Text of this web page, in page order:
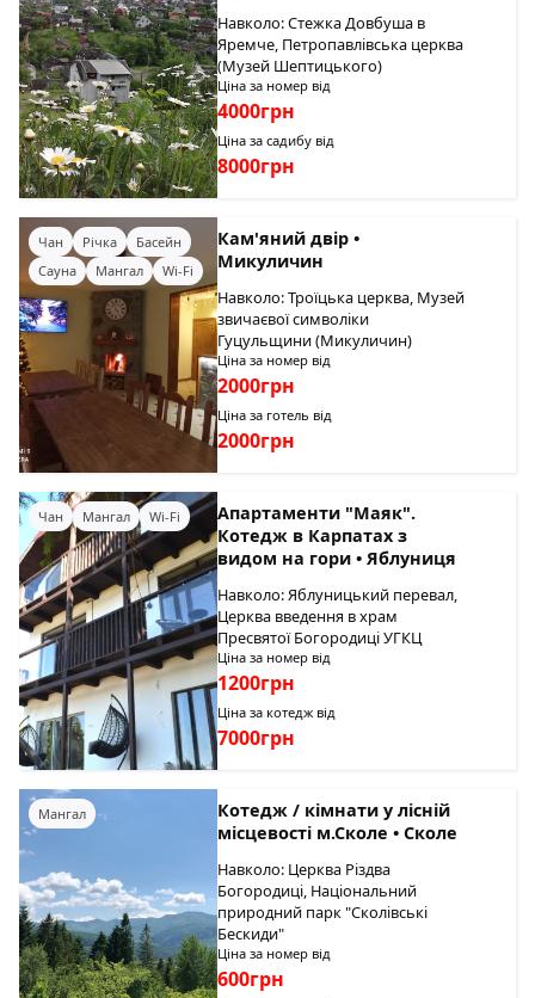
Навколо: Стежка Довбуша в
Яремче, Петропавлівська церква
(Музей Шептицького)
Ціна за номер від
4000грн
Ціна за садибу від
8000грн
Чан Річка
Басейн
Сауна
Мангал Wi-Fi
Кам'яний двір •
Микуличин
Навколо: Троїцька церква, Музей
звичаєвої символіки
Гуцульщини (Микуличин)
Ціна за номер від
2000грн
Ціна за готель від
2000грн
Чан Мангал Wi-Fi
Апартаменти "Маяк".
Котедж в Карпатах з
видом на гори • Яблуниця
Навколо: Яблуницький перевал,
Церква введення в храм
Пресвятої Богородиці УГКЦ
Ціна за номер від
1200грн
Ціна за котедж від
7000грн
Мангал
Котедж / кімнати у лісній
місцевості м.Сколе • Сколе
Навколо: Церква Різдва
Богородиці, Національний
природний парк "Сколівські
Бескиди"
Ціна за номер від
600грн